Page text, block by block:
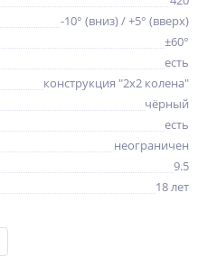
-10° (вниз) / +5° (вверх)
±60°
есть
конструкция "2x2 колена"
чёрный
есть
неограничен
9.5
18 лет